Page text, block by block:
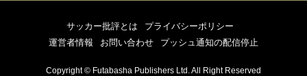
サッカー批評とは
プライバシーポリシー
運営者情報
お問い合わせ プッシュ通知の配信停止
Copyright © Futabasha Publishers Ltd. All Right Reserved